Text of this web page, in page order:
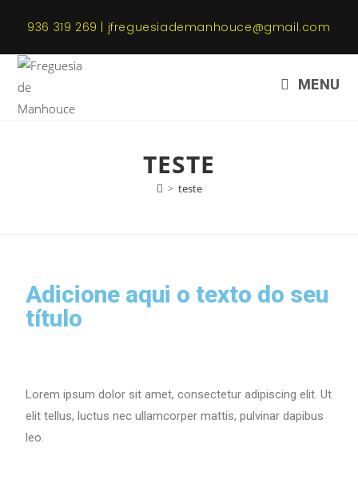
936 319 269 | jfreguesiademanhouce@gmail.com
MENU
TESTE
> teste
Adicione aqui o texto do seu
título
Lorem ipsum dolor sit amet, consectetur adipiscing elit. Ut
elit tellus, luctus nec ullamcorper mattis, pulvinar dapibus
leo.